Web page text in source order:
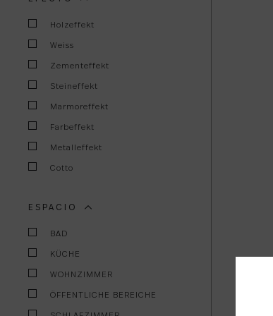
Holzeffekt
Weiss
Zementeffekt
Steineffekt
Marmoreffekt
Farbeffekt
Metalleffekt
Cotto
ESPACIO
BAD
KÜCHE
WOHNZIMMER
ÖFFENTLICHE BEREICHE